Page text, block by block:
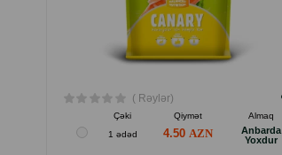
( Rəylər)
Çəki Qiymət
Almaq
1 ədəd
4.50
Anbarda
Yoxdur